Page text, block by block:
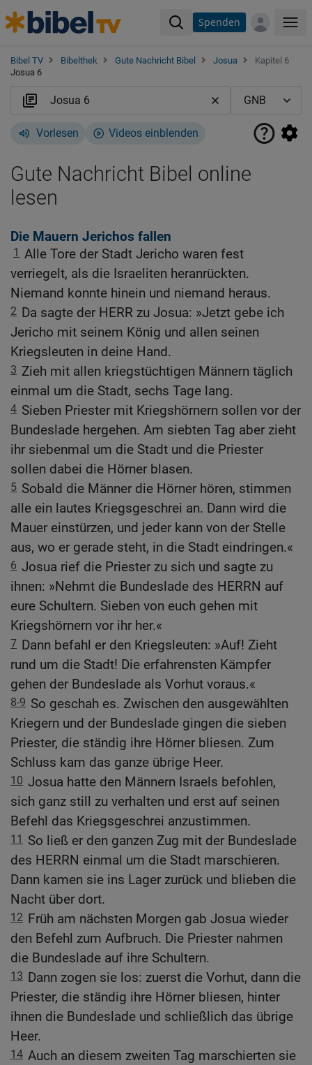
Spenden
Bibel TV Bibelthek Gute Nachricht Bibel Josua
Kapitel 6
Josua 6
Vorlesen Videos einblenden
Gute Nachricht Bibel online
lesen
Die Mauern Jerichos fallen
1 Alle Tore der Stadt Jericho waren fest
verriegelt, als die Israeliten heranrückten.
Niemand konnte hinein und niemand heraus.
2 Da sagte der HERR zu Josua: »Jetzt gebe ich
Jericho mit seinem König und allen seinen
Kriegsleuten in deine Hand.
3 Zieh mit allen kriegstüchtigen Männern täglich
einmal um die Stadt, sechs Tage lang.
4 Sieben Priester mit Kriegshörnern sollen vor der
Bundeslade hergehen. Am siebten Tag aber zieht
ihr siebenmal um die Stadt und die Priester
sollen dabei die Hörner blasen.
5 Sobald die Männer die Hörner hören, stimmen
alle ein lautes Kriegsgeschrei an. Dann wird die
Mauer einstürzen, und jeder kann von der Stelle
aus, wo er gerade steht, in die Stadt eindringen.«
6 Josua rief die Priester zu sich und sagte zu
ihnen: »Nehmt die Bundeslade des HERRN auf
eure Schultern. Sieben von euch gehen mit
Kriegshörnern vor ihr her.«
7 Dann befahl er den Kriegsleuten: »Auf! Zieht
rund um die Stadt! Die erfahrensten Kämpfer
gehen der Bundeslade als Vorhut voraus.«
8-9 So geschah es. Zwischen den ausgewählten
Kriegern und der Bundeslade gingen die sieben
Priester, die ständig ihre Hörner bliesen. Zum
Schluss kam das ganze übrige Heer.
10 Josua hatte den Männern Israels befohlen,
sich ganz still zu verhalten und erst auf seinen
Befehl das Kriegsgeschrei anzustimmen.
11
So ließ er den ganzen Zug mit der Bundeslade
des HERRN einmal um die Stadt marschieren.
Dann kamen sie ins Lager zurück und blieben die
Nacht über dort.
12 Früh am nächsten Morgen gab Josua wieder
den Befehl zum Aufbruch. Die Priester nahmen
die Bundeslade auf ihre Schultern.
13 Dann zogen sie los: zuerst die Vorhut, dann die
Priester, die ständig ihre Hörner bliesen, hinter
ihnen die Bundeslade und schließlich das übrige
Heer.
14 Auch an diesem zweiten Tag marschierten sie